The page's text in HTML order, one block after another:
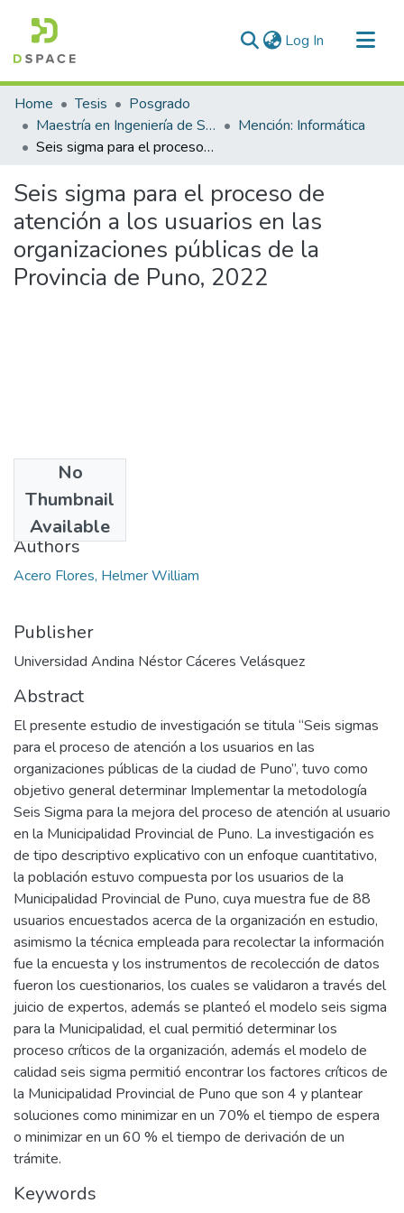
Log In (current)
Communities & Collections
All of DSpace
Statistics
Home Tesis
Posgrado
Maestría en Ingeniería de Sistemas
Mención: Informática
Seis sigma para el proceso de atención a los usuarios en las organizaciones públicas de la Provincia de Puno, 2022
Seis sigma para el proceso de
atención a los usuarios en las
organizaciones públicas de la
Provincia de Puno, 2022
No
Thumbnail
Available
2024
Authors
Acero Flores, Helmer William
Publisher
Universidad Andina Néstor Cáceres Velásquez
Abstract
El presente estudio de investigación se titula “Seis sigmas
para el proceso de atención a los usuarios en las
organizaciones públicas de la ciudad de Puno”, tuvo como
objetivo general determinar Implementar la metodología
Seis Sigma para la mejora del proceso de atención al usuario
en la Municipalidad Provincial de Puno. La investigación es
de tipo descriptivo explicativo con un enfoque cuantitativo,
la población estuvo compuesta por los usuarios de la
Municipalidad Provincial de Puno, cuya muestra fue de 88
usuarios encuestados acerca de la organización en estudio,
asimismo la técnica empleada para recolectar la información
fue la encuesta y los instrumentos de recolección de datos
fueron los cuestionarios, los cuales se validaron a través del
juicio de expertos, además se planteó el modelo seis sigma
para la Municipalidad, el cual permitió determinar los
proceso críticos de la organización, además el modelo de
calidad seis sigma permitió encontrar los factores críticos de
la Municipalidad Provincial de Puno que son 4 y plantear
soluciones como minimizar en un 70% el tiempo de espera
o minimizar en un 60 % el tiempo de derivación de un
trámite.
Keywords